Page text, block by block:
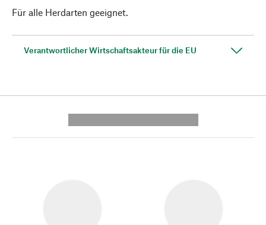
Für alle Herdarten geeignet.
Verantwortlicher Wirtschaftsakteur für die EU